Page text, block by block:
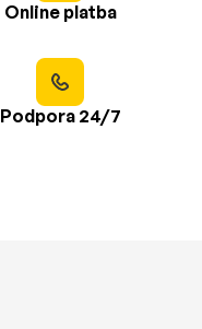
Online platba
Podpora 24/7